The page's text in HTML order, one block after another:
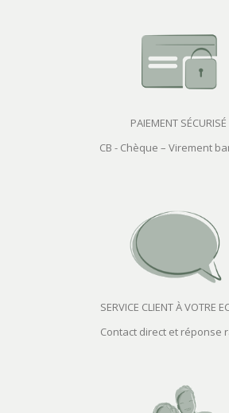
PAIEMENT SÉCURISÉ
CB - Chèque – Virement
SERVICE CLIENT À VOTRE
Contact direct et réponse